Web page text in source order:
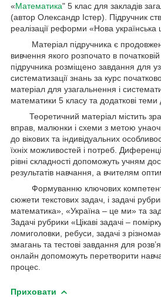
«Математика" 5 клас для закладів
(автор Олександр Істер). Підручник
реалізації реформи «Нова українська
Матеріал підручника є
вивчення якого розпочато в
підручника розміщено завдання для
систематизації знань за курс
матеріал для узагальнення і
математики 5 класу та додаткові теми
Теоретичний матеріал містить
вправ, малюнки і схеми з метою
до вікових та індивідуальних
їхніх можливостей і потреб.
рівні складності допоможуть учням
результатів навчання, а вчителям
Формуванню ключових
сюжети текстових задач, і задачі
математика», «Україна – це ми» та
Задачі рубрики «Цікаві задачі –
ломиголовки, ребуси, задачі з
змагань та тестові завдання для
онлайн допоможуть перетворити
процес.
Приховати